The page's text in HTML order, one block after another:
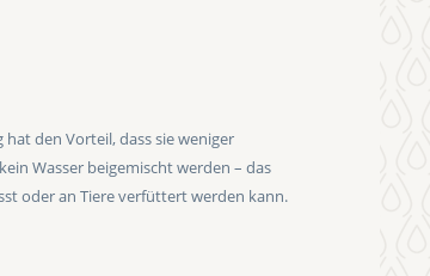
den Vorteil, dass sie weniger
Wasser beigemischt werden – das
oder an Tiere verfüttert werden kann.